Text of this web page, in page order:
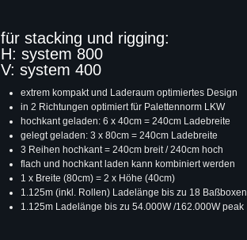
für stacking und rigging:
H: system 800
V: system 400
extrem kompakt und Laderaum optimiertes Design
in 2 Richtungen optimiert für Palettennorm LKW
hochkant geladen: 6 x 40cm = 240cm Ladebreite
gelegt geladen: 3 x 80cm = 240cm Ladebreite
3 Reihen hochkant = 240cm breit / 240cm hoch
flach und hochkant laden kann kombiniert werden
1 x Breite (80cm) = 2 x Höhe (40cm)
1.125m (inkl. Rollen) Ladelänge bis zu 18 Baßboxen
1.125m Ladelänge bis zu 54.000W /162.000W peak